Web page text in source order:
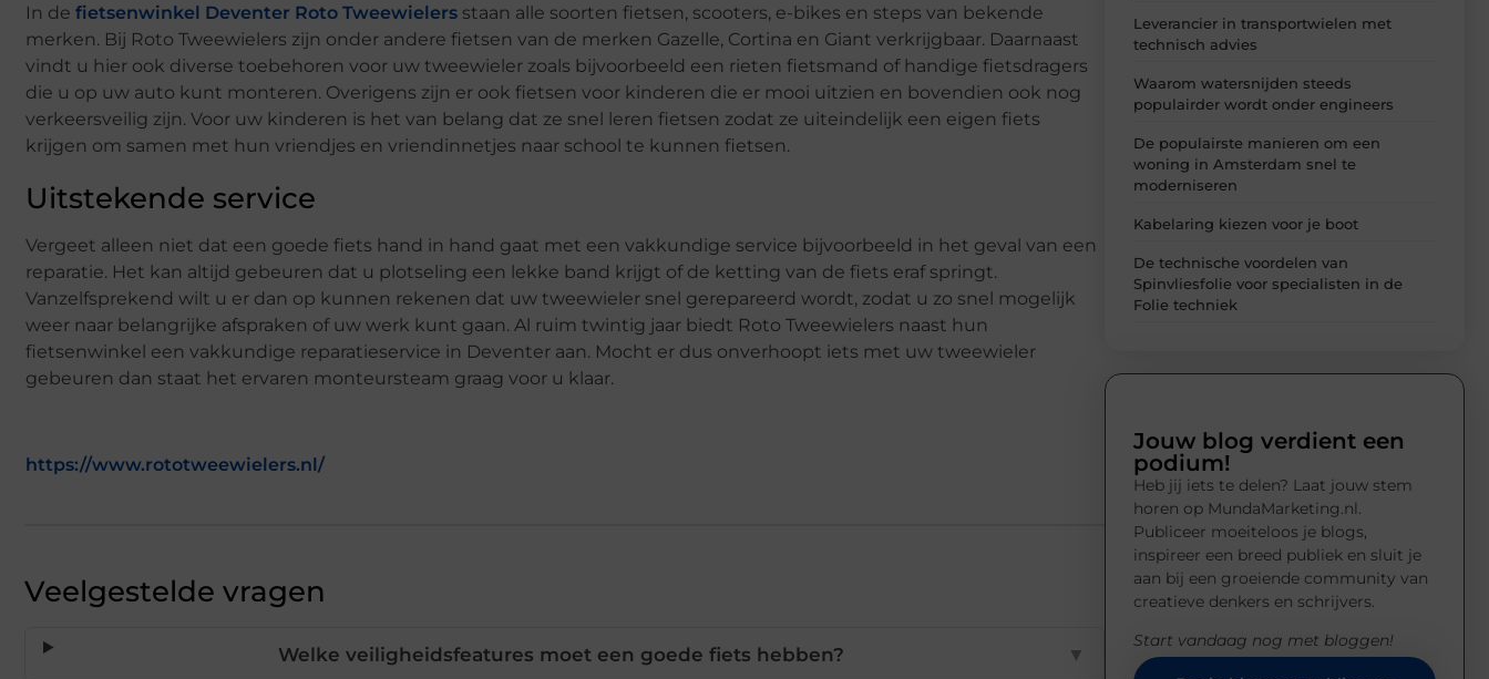
In de fietsenwinkel Deventer Roto Tweewielers staan alle soorten fietsen, scooters, e-bikes en steps van bekende
merken. Bij Roto Tweewielers zijn onder andere fietsen van de merken Gazelle, Cortina en Giant verkrijgbaar. Daarnaast
vindt u hier ook diverse toebehoren voor uw tweewieler zoals bijvoorbeeld een rieten fietsmand of handige fietsdragers
die u op uw auto kunt monteren. Overigens zijn er ook fietsen voor kinderen die er mooi uitzien en bovendien ook nog
verkeersveilig zijn. Voor uw kinderen is het van belang dat ze snel leren fietsen zodat ze uiteindelijk een eigen fiets
krijgen om samen met hun vriendjes en vriendinnetjes naar school te kunnen fietsen.
Uitstekende service
Vergeet alleen niet dat een goede fiets hand in hand gaat met een vakkundige service bijvoorbeeld in het geval van een
reparatie. Het kan altijd gebeuren dat u plotseling een lekke band krijgt of de ketting van de fiets eraf springt.
Vanzelfsprekend wilt u er dan op kunnen rekenen dat uw tweewieler snel gerepareerd wordt, zodat u zo snel mogelijk
weer naar belangrijke afspraken of uw werk kunt gaan. Al ruim twintig jaar biedt Roto Tweewielers naast hun
fietsenwinkel een vakkundige reparatieservice in Deventer aan. Mocht er dus onverhoopt iets met uw tweewieler
gebeuren dan staat het ervaren monteursteam graag voor u klaar.
https://www.rototweewielers.nl/
Veelgestelde vragen
Welke veiligheidsfeatures moet een goede fiets hebben? ▼
Leverancier in transportwielen met
technisch advies
Waarom watersnijden steeds
populairder wordt onder engineers
De populairste manieren om een
woning in Amsterdam snel te
moderniseren
Kabelaring kiezen voor je boot
De technische voordelen van
Spinvliesfolie voor specialisten in de
Folie techniek
Jouw blog verdient een
podium!
Heb jij iets te delen? Laat jouw stem
horen op MundaMarketing.nl.
Publiceer moeiteloos je blogs,
inspireer een breed publiek en sluit je
aan bij een groeiende community van
creatieve denkers en schrijvers.
Start vandaag nog met bloggen!